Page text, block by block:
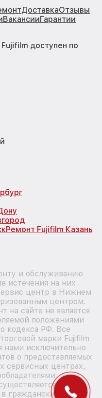
ДоставкаОтзывы
ВакансииГарантии
доступен по
Ремонт Fujifilm Казань
и обслуживанию
истечения на них
центр в Нижнем
центром.
на сайте не является
положениями
кодекса РФ. Все
марки Fujifilm
исключительно
о предоставляемых
сервисных центрах,
для
гражданский оборот